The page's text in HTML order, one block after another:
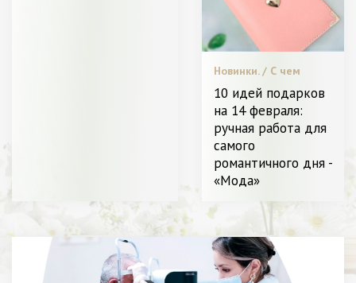
Новинки. / С чем
носить. / Видео. /
Звездный стиль. /
Красота. /
Пластическая
хирургия / Диета и
- Разное
10 идей подарков
на 14 февраля:
ручная работа для
самого
романтичного дня -
«Мода»